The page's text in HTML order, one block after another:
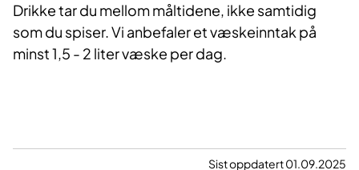
Drikke tar du mellom måltidene, ikke samtidig
som du spiser. Vi anbefaler et væskeinntak på
minst 1,5 - 2 liter væske per dag.
Sist oppdatert 01.09.2025